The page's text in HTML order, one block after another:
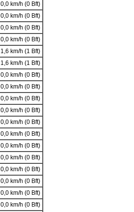
0,0 km/h (0 Bft)
0,0 km/h (0 Bft)
0,0 km/h (0 Bft)
0,0 km/h (0 Bft)
1,6 km/h (1 Bft)
1,6 km/h (1 Bft)
0,0 km/h (0 Bft)
0,0 km/h (0 Bft)
0,0 km/h (0 Bft)
0,0 km/h (0 Bft)
0,0 km/h (0 Bft)
0,0 km/h (0 Bft)
0,0 km/h (0 Bft)
0,0 km/h (0 Bft)
0,0 km/h (0 Bft)
0,0 km/h (0 Bft)
0,0 km/h (0 Bft)
0,0 km/h (0 Bft)